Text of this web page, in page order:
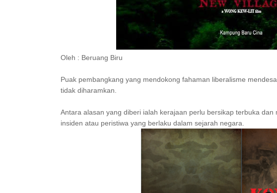
Oleh : Beruang Biru
Puak pembangkang yang mendokong fahaman liberalisme
tidak diharamkan.
Antara alasan yang diberi ialah kerajaan perlu bersikap terbuka
insiden atau peristiwa yang berlaku dalam sejarah negara.